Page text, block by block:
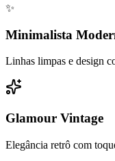
✨
Minimalista
Linhas limpas e design
Glamour Vintage
Elegância retrô com